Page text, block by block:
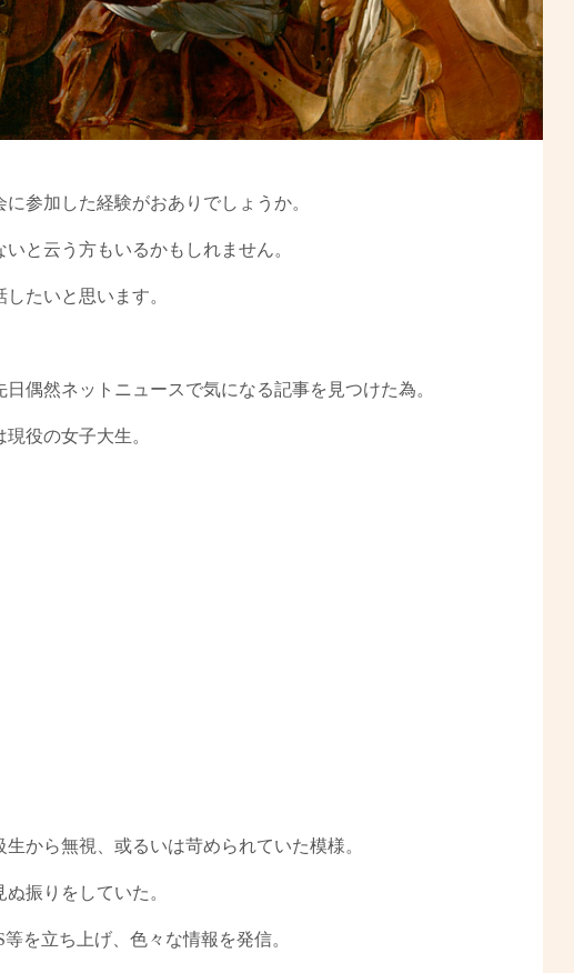
参加した経験がおありでしょうか。
と云う方もいるかもしれません。
たいと思います。
偶然ネットニュースで気になる記事を見つけた為。
役の女子大生。
から無視、或るいは苛められていた模様。
振りをしていた。
を立ち上げ、色々な情報を発信。